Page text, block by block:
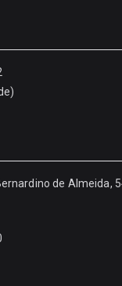
de Almeida,